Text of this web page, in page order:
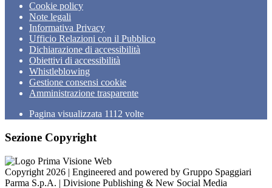
Cookie policy
Note legali
Informativa Privacy
Ufficio Relazioni con il Pubblico
Dichiarazione di accessibilità
Obiettivi di accessibilità
Whistleblowing
Gestione consensi cookie
Amministrazione trasparente
Pagina visualizzata 1112 volte
Sezione Copyright
Copyright 2026 | Engineered and powered by Gruppo Spaggiari
Parma S.p.A. | Divisione Publishing & New Social Media